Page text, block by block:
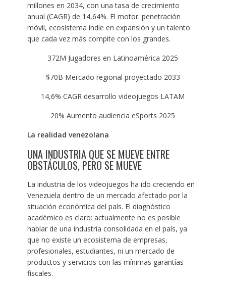
millones en 2034, con una tasa de crecimiento
anual (CAGR) de 14,64%. El motor: penetración
móvil, ecosistema indie en expansión y un talento
que cada vez más compite con los grandes.
372M Jugadores en Latinoamérica 2025
$70B Mercado regional proyectado 2033
14,6% CAGR desarrollo videojuegos LATAM
20% Aumento audiencia eSports 2025
La realidad venezolana
UNA INDUSTRIA QUE SE MUEVE ENTRE
OBSTÁCULOS, PERO SE MUEVE
La industria de los videojuegos ha ido creciendo en
Venezuela dentro de un mercado afectado por la
situación económica del país. El diagnóstico
académico es claro: actualmente no es posible
hablar de una industria consolidada en el país, ya
que no existe un ecosistema de empresas,
profesionales, estudiantes, ni un mercado de
productos y servicios con las mínimas garantías
fiscales.